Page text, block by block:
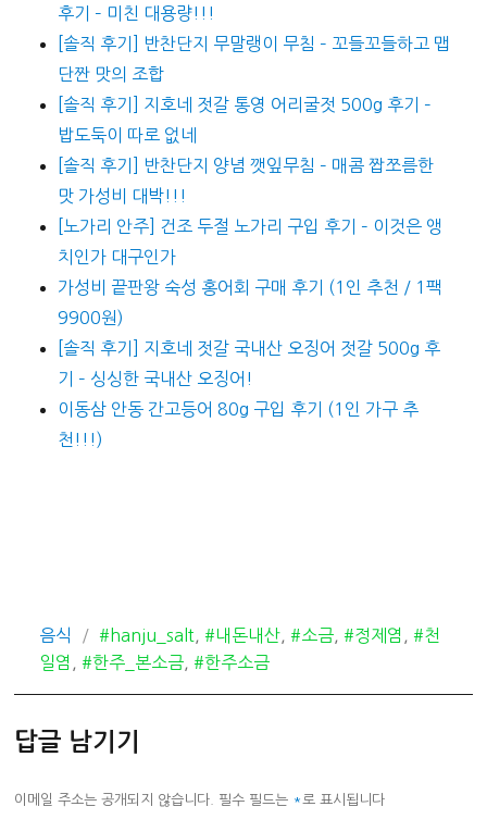
후기 – 미친 대용량!!!
[솔직 후기] 반찬단지 무말랭이 무침 – 꼬들꼬들하고 맵
단짠 맛의 조합
[솔직 후기] 지호네 젓갈 통영 어리굴젓 500g 후기 –
밥도둑이 따로 없네
[솔직 후기] 반찬단지 양념 깻잎무침 – 매콤 짭쪼름한
맛 가성비 대박!!!
[노가리 안주] 건조 두절 노가리 구입 후기 – 이것은 앵
치인가 대구인가
가성비 끝판왕 숙성 홍어회 구매 후기 (1인 추천 / 1팩
9900원)
[솔직 후기] 지호네 젓갈 국내산 오징어 젓갈 500g 후
기 – 싱싱한 국내산 오징어!
이동삼 안동 간고등어 80g 구입 후기 (1인 가구 추
천!!!)
카
테
음식
태
그
#hanju_salt #내돈내산, #소금, #정제염
#천
일염
,#한주_본소금 ,#한주소금
답글 남기기
이메일 주소는 공개되지 않습니다. 필수 필드는 *로 표시됩니다